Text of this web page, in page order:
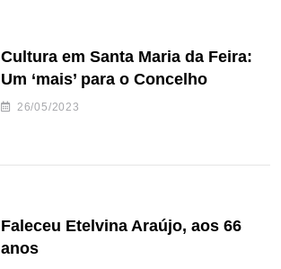
Cultura em Santa Maria da Feira:
Um ‘mais’ para o Concelho
26/05/2023
Faleceu Etelvina Araújo, aos 66
anos